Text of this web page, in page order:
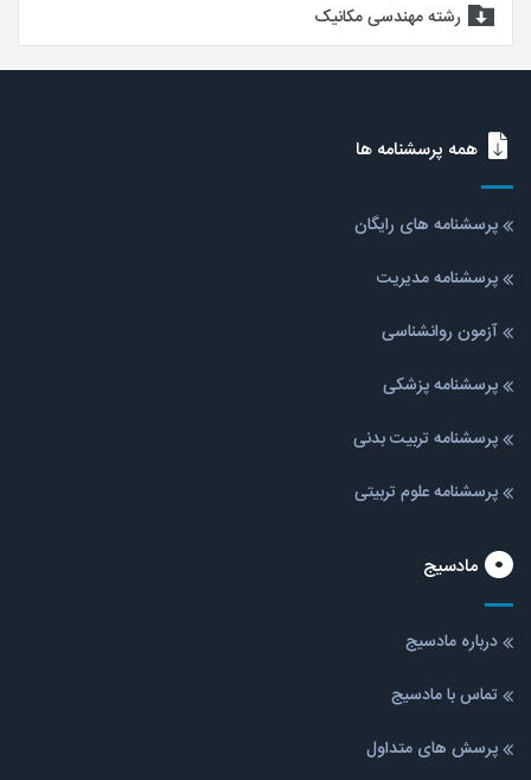
رشته مهندسی مکانیک
همه پرسشنامه ها
پرسشنامه های رایگان
پرسشنامه مدیریت
آزمون روانشناسی
پرسشنامه پزشکی
پرسشنامه تربیت بدنی
پرسشنامه علوم تربیتی
مادسیج
درباره مادسیج
تماس با مادسیج
پرسش های متداول